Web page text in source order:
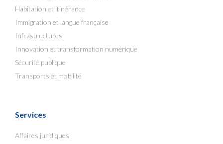
Habitation et itinérance
Immigration et langue française
Infrastructures
Innovation et transformation numérique
Sécurité publique
Transports et mobilité
Services
Affaires juridiques